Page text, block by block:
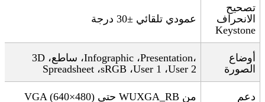
تصحيح
الانحراف
Keystone
عمودي تلقائي ±30 درجة
أوضاع
الصورة
3D، ساطع،Infographic،Presentation،
Spreadsheet،sRGB ،User 1 ،User 2
دعم
من VGA
(640×480) حتى WUXGA_RB